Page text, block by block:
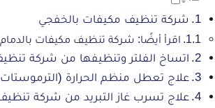
شركة تنظيف مكيفات بالخفجي
اقرأ أيضًا: شركة تنظيف مكيفات بالدمام
اتساخ الفلتر وتنظيفها من شركة
علاج تعطل منظم الحرارة
علاج تسرب غاز التبريد من شركة